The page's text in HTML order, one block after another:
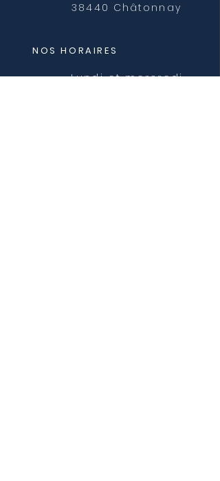
38440 Châtonnay
NOS HORAIRES
Lundi et mercredi